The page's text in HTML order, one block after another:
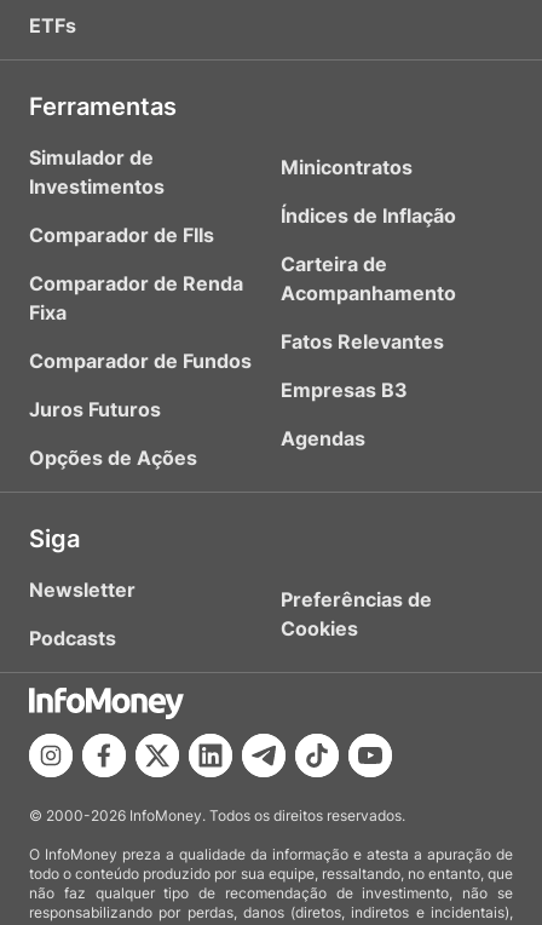
ETFs
Ferramentas
Simulador de
Investimentos
Comparador de FIIs
Comparador de Renda
Fixa
Comparador de Fundos
Juros Futuros
Opções de Ações
Minicontratos
Índices de Inflação
Carteira de
Acompanhamento
Fatos Relevantes
Empresas B3
Agendas
Siga
Newsletter
Podcasts
Preferências de
Cookies
© 2000-2026 InfoMoney. Todos os direitos reservados.
O InfoMoney preza a qualidade da informação e atesta a apuração de
todo o conteúdo produzido por sua equipe, ressaltando, no entanto, que
não faz qualquer tipo de recomendação de investimento, não se
responsabilizando por perdas, danos (diretos, indiretos e incidentais),